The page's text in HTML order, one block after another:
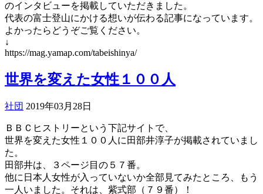
のインタビューを掲載していただきました。
代表の富士登山にかける想いが伝わる記事になっています。
よかったらどうぞご覧ください。
↓
https://mag.yamap.com/tabeishinya/
世界を変えた女性１００人
社団 2019年03月28日
ＢＢＣヒストリーという下記サイトで、
世界を変えた女性１００人に田部井淳子が掲載されていまし
た。
田部井は、３ページ目の５７番。
他に日本人女性が入っていないか全部見てみたところ、もう
一人いました。それは、紫式部（７９番）！